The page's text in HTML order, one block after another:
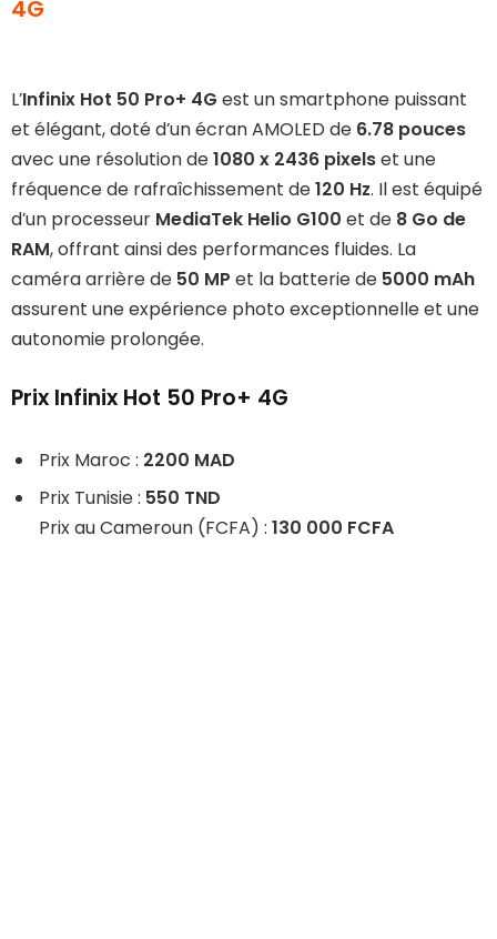
4G
Infinix
Hot
50
Pro+
4G
:
rapport
prix
imbattable
L’Infinix Hot 50 Pro+ 4G est un smartphone puissant
et élégant, doté d’un écran AMOLED de 6.78 pouces
avec une résolution de1080 x 2436 pixelset une
fréquence de rafraîchissement de120 Hz. Il est équipé
d’un processeur MediaTek Helio G100 et de 8 Go de
RAM, offrant ainsi des performances fluides. La
caméra arrière de 50 MP et la batterie de 5000 mAh
assurent une expérience photo exceptionnelle et une
autonomie prolongée.
Prix Infinix Hot 50 Pro+ 4G
Prix Maroc : 2200 MAD
Prix Tunisie : 550 TND
Prix au Cameroun (FCFA) : 130 000 FCFA